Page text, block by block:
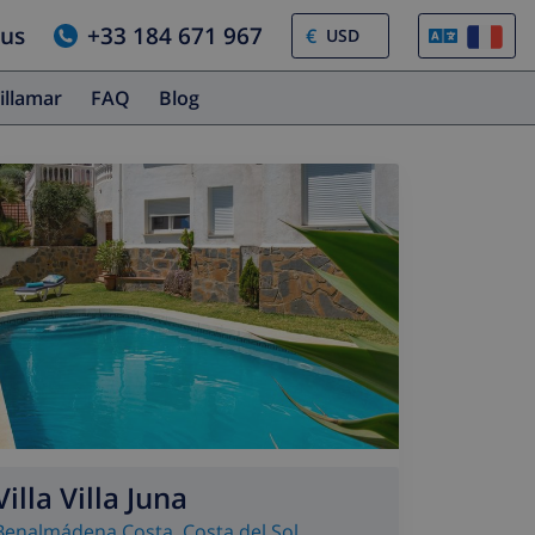
+33 184 671 967 €
FAQ Blog
Villa Juna